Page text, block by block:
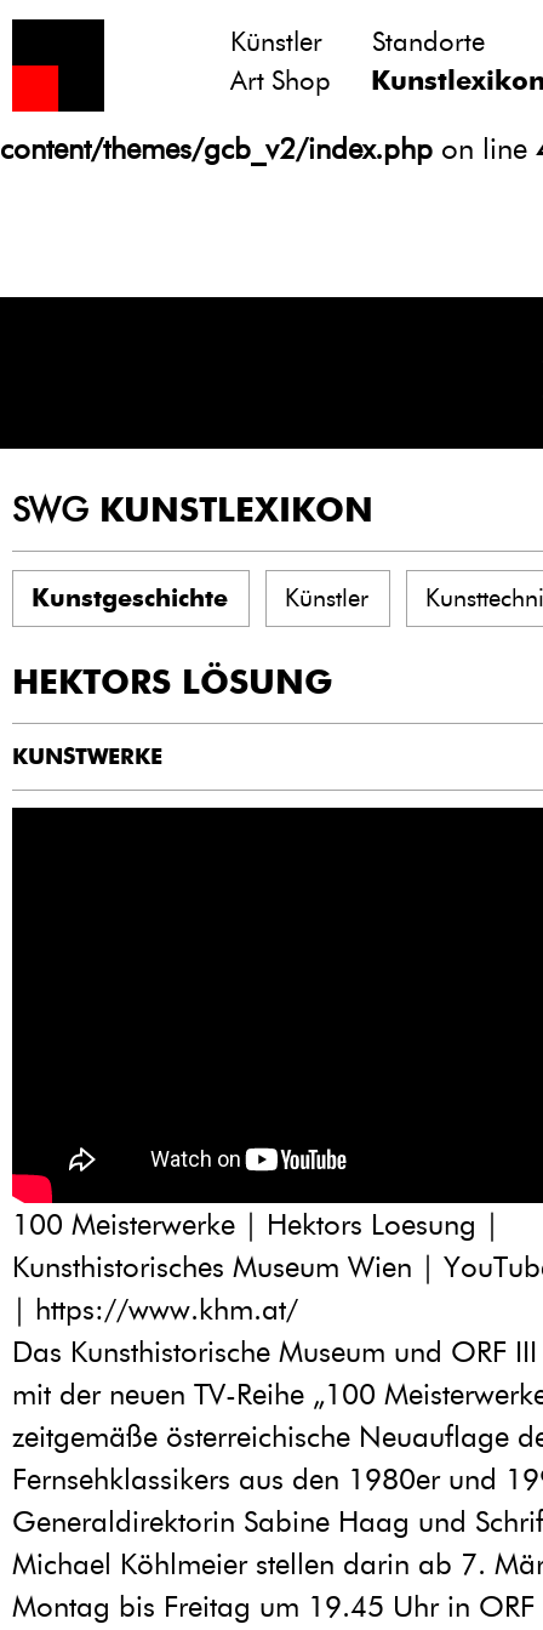
Notice
: Undefined variable: atts in
/homepages/21/d13550920/htdocs/
content/themes/gcb_v2/index.php on line
Künstler
Standorte
Art Shop
SWG KUNSTLEXIKON
Kunstgeschichte Künstler
HEKTORS LÖSUNG
KUNSTWERKE
100 Meisterwerke | Hektors Loesung |
Kunsthistorisches Museum Wien |
| https://www.khm.at/
Das Kunsthistorische Museum und ORF
mit der neuen TV-Reihe „100
zeitgemäße österreichische Neuauflage
Fernsehklassikers aus den 1980er und
Generaldirektorin Sabine Haag und
Michael Köhlmeier stellen darin ab 7.
Montag bis Freitag um 19.45 Uhr in ORF